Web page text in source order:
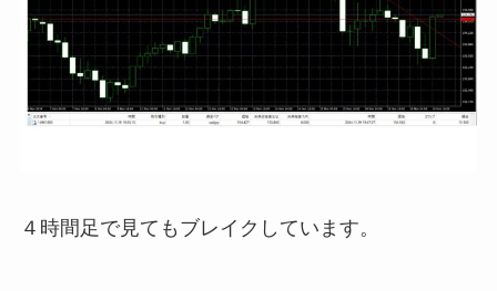
４時間足で見てもブレイクしています。